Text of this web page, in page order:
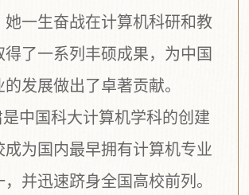
她一生奋战在计算机科研和教
得了一系列丰硕成果，为中国
发展做出了卓著贡献。
中国科大计算机学科的创建
成为国内最早拥有计算机专业
并迅速跻身全国高校前列。